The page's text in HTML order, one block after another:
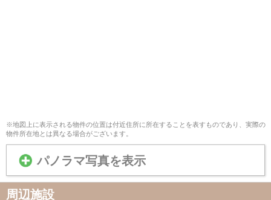
※地図上に表示される物件の位置は付近住所に所在することを表すものであり、実際の
物件所在地とは異なる場合がございます。
パノラマ写真を表示
周辺施設